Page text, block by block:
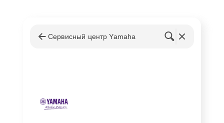
Сервисный центр Yamaha